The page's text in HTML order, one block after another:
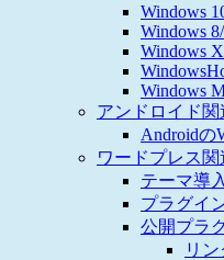
Windows
Windows
Windows
Windows
アンドロイド関
Androidの
ワードプレス関
テーマ導
プラグイ
公開プラ
リ